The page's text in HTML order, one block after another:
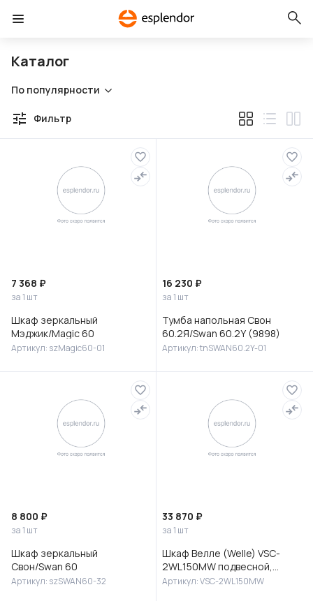
Каталог
По популярности
Фильтр
7 368 ₽
за 1 шт
Шкаф зеркальный
Мэджик/Magic 60
Артикул: szMagic60-01
16 230 ₽
за 1 шт
Тумба напольная Свон
60.2Я/Swan 60.2Y (9898)
Артикул: tnSWAN60.2Y-01
8 800 ₽
за 1 шт
Шкаф зеркальный
Свон/Swan 60
Артикул: szSWAN60-32
33 870 ₽
за 1 шт
Шкаф Велле (Welle) VSC-
2WL150MW подвесной,
1500*350*300, Белый
Артикул: VSC-2WL150MW